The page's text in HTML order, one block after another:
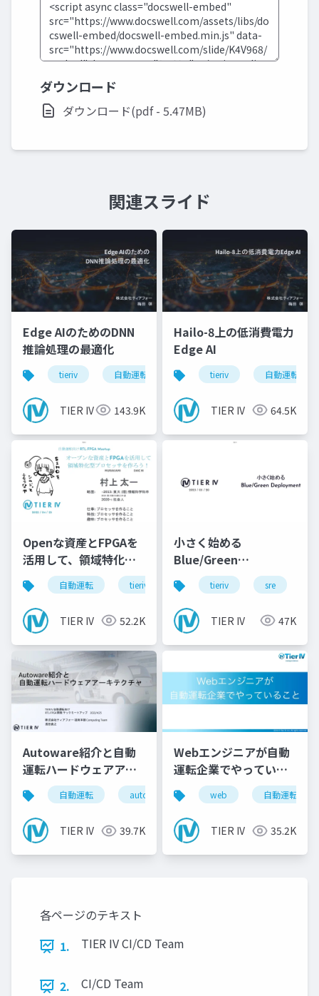
ダウンロード
ダウンロード(pdf - 5.47MB)
関連スライド
Edge AIのためのDNN
推論処理の最適化
tieriv 自動運転 computing tierivmeetup
TIER IV 143.9K
Hailo-8上の低消費電力
Edge AI
tieriv 自動運転
TIER IV 64.5K
Openな資産とFPGAを
活用して、領域特化型
のProcessorを作ろ
う！
自動運転 tieriv fpga rtl
TIER IV 52.2K
小さく始める
Blue/Green
Deployment
tieriv sre
TIER IV 47K
Autoware紹介と自動
運転ハードウェアアー
キテクチャ
自動運転 autoware tieriv fpga
TIER IV 39.7K
Webエンジニアが自動
運転企業でやっている
こと
web 自動運転
TIER IV 35.2K
各ページのテキスト
1.
TIER IV CI/CD Team
2. CI/CD Team